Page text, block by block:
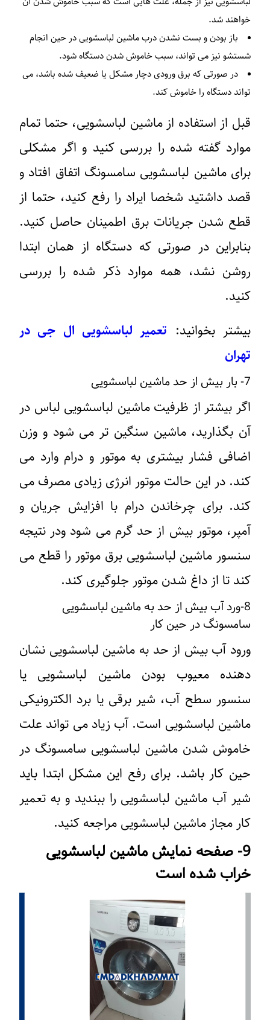
خواهند شد.
باز بودن و بست نشدن درب ماشین لباسشویی در حین انجام
شستشو نیز می تواند، سبب خاموش شدن دستگاه شود.
در صورتی که برق ورودی دچار مشکل یا ضعیف شده باشد، می
تواند دستگاه را خاموش کند.
قبل از استفاده از ماشین لباسشویی، حتما تمام
موارد گفته شده را بررسی کنید و اگر مشکلی
برای ماشین لباسشویی سامسونگ اتفاق افتاد و
قصد داشتید شخصا ایراد را رفع کنید، حتما از
قطع شدن جریانات برق اطمینان حاصل کنید.
بنابراین در صورتی که دستگاه از همان ابتدا
روشن نشد، همه موارد ذکر شده را بررسی
کنید.
بیشتر بخوانید: تعمیر لباسشویی ال جی در
تهران
7- بار بیش از حد ماشین لباسشویی
اگر بیشتر از ظرفیت ماشین لباسشویی لباس در
آن بگذارید، ماشین سنگین تر می شود و وزن
اضافی فشار بیشتری به موتور و درام وارد می
کند. در این حالت موتور انرژی زیادی مصرف می
کند. برای چرخاندن درام با افزایش جریان و
آمپر، موتور بیش از حد گرم می شود ودر نتیجه
سنسور ماشین لباسشویی برق موتور را قطع می
کند تا از داغ شدن موتور جلوگیری کند.
8-ورد آب بیش از حد به ماشین لباسشویی
سامسونگ در حین کار
ورود آب بیش از حد به ماشین لباسشویی نشان
دهنده معیوب بودن ماشین لباسشویی یا
سنسور سطح آب، شیر برقی یا برد الکترونیکی
ماشین لباسشویی است. آب زیاد می تواند علت
خاموش شدن ماشین لباسشویی سامسونگ در
حین کار باشد. برای رفع این مشکل ابتدا باید
شیر آب ماشین لباسشویی را ببندید و به تعمیر
کار مجاز ماشین لباسشویی مراجعه کنید.
9- صفحه نمایش ماشین لباسشویی
خراب شده است